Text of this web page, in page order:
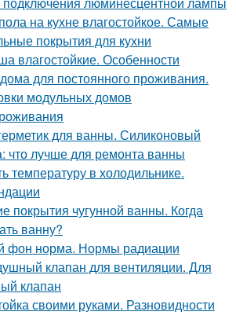
на кухне влагостойкое. Самые
покрытия для кухни
влагостойкие. Особенности
для постоянного проживания.
модульных домов
для ванны. Силиконовый
что лучше для ремонта ванны
температуру в холодильнике.
покрытия чугунной ванны. Когда
ванну?
фон норма. Нормы радиации
клапан для вентиляции. Для
клапан
своими руками. Разновидности